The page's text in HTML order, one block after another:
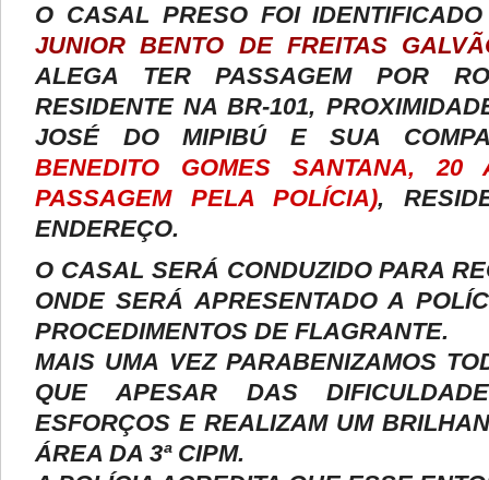
O CASAL PRESO FOI
JUNIOR BENTO DE FREITAS
ALEGA TER PASSAGEM POR
RESIDENTE NA BR-101,
JOSÉ DO MIPIBÚ E SUA
BENEDITO GOMES SANTANA, 20
PASSAGEM PELA POLÍCIA),
ENDEREÇO.
O CASAL SERÁ CONDUZIDO PARA
ONDE SERÁ APRESENTADO A
PROCEDIMENTOS DE FLAGRANTE.
MAIS UMA VEZ PARABENIZAMOS
QUE APESAR DAS
ESFORÇOS E REALIZAM UM
ÁREA DA 3ª CIPM.